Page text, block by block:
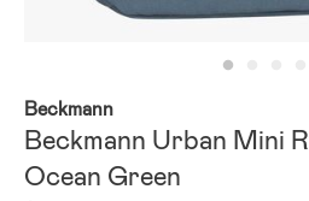
Beckmann
Beckmann Urban Mini
Ocean Green